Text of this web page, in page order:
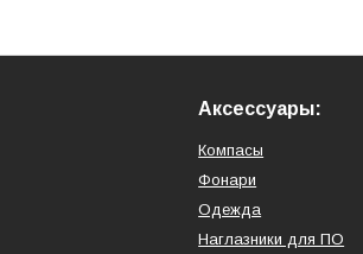
Аксессуары:
Компасы
Фонари
Одежда
Наглазники для ПО